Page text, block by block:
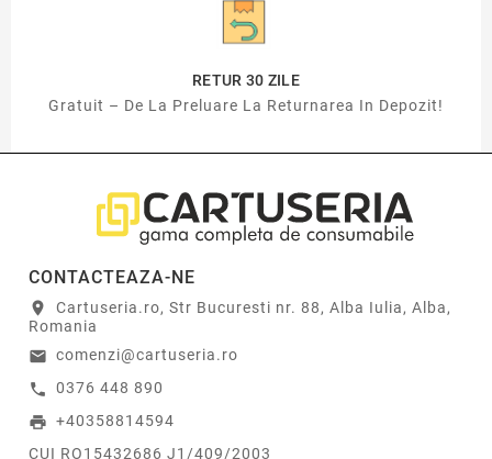
RETUR 30 ZILE
Gratuit – De La Preluare La Returnarea In Depozit!
CONTACTEAZA-NE
location_on
Cartuseria.ro, Str Bucuresti nr. 88, Alba Iulia, Alba,
Romania
email comenzi@cartuseria.ro
call 0376 448 890
print +40358814594
CUI RO15432686 J1/409/2003